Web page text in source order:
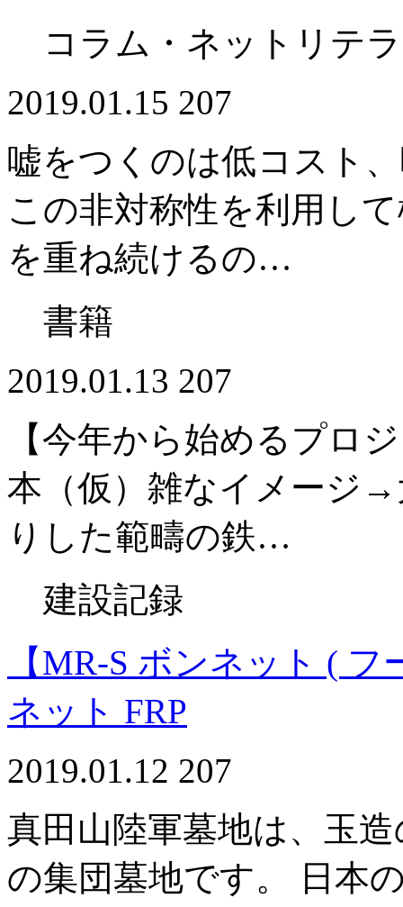
コラム・ネットリテ
2019.01.15 207
嘘をつくのは低コスト
この非対称性を利用し
を重ね続けるの…
書籍
2019.01.13 207
【今年から始めるプロ
本（仮）雑なイメージ
りした範疇の鉄…
建設記録
【MR-S ボンネット ( フ
ネット FRP
2019.01.12 207
真田山陸軍墓地は、玉
の集団墓地です。 日本